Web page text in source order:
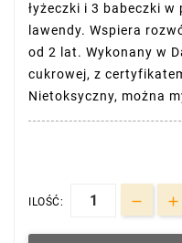
łyżeczki i 3 babeczki
lawendy. Wspiera
od 2 lat. Wykonany w
cukrowej, z
Nietoksyczny, można
ILOŚĆ: